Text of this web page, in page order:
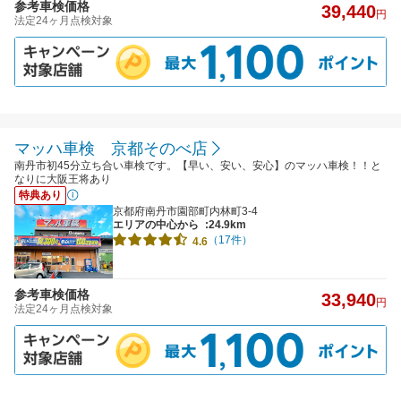
参考車検価格
法定24ヶ月点検対象 39,440円
マッハ車検 京都そのべ店
南丹市初45分立ち合い車検です。【早い、安い、安心】のマッハ車検！！と
なりに大阪王将あり
特典あり
京都府南丹市園部町内林町3-4
エリアの中心から
:24.9km
4.6 （17件）
参考車検価格
法定24ヶ月点検対象 33,940円